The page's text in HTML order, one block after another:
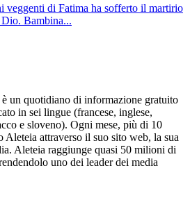
veggenti di Fatima ha sofferto il martirio
Dio. Bambina...
un quotidiano di informazione gratuito
in sei lingue (francese, inglese,
e sloveno). Ogni mese, più di 10
attraverso il suo sito web, la sua
Aleteia raggiunge quasi 50 milioni di
uno dei leader dei media